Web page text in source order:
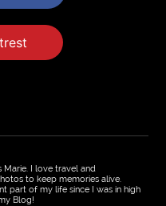
Marie. I love travel and
to keep memories alive.
part of my life since I was in high
Blog!